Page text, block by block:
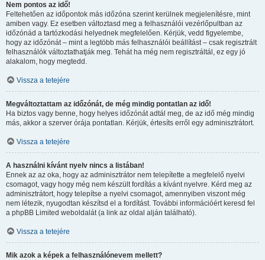
Nem pontos az idő!
Feltehetően az időpontok más időzóna szerint kerülnek megjelenítésre, mint
amiben vagy. Ez esetben változtasd meg a felhasználói vezérlőpultban az
időzónád a tartózkodási helyednek megfelelően. Kérjük, vedd figyelembe,
hogy az időzónát – mint a legtöbb más felhasználói beállítást – csak regisztrált
felhasználók változtathatják meg. Tehát ha még nem regisztráltál, ez egy jó
alakalom, hogy megtedd.
Vissza a tetejére
Megváltoztattam az időzónát, de még mindig pontatlan az idő!
Ha biztos vagy benne, hogy helyes időzónát adtál meg, de az idő még mindig
más, akkor a szerver órája pontatlan. Kérjük, értesíts erről egy adminisztrátort.
Vissza a tetejére
A használni kívánt nyelv nincs a listában!
Ennek az az oka, hogy az adminisztrátor nem telepítette a megfelelő nyelvi
csomagot, vagy hogy még nem készült fordítás a kívánt nyelvre. Kérd meg az
adminisztrátort, hogy telepítse a nyelvi csomagot, amennyiben viszont még
nem létezik, nyugodtan készítsd el a fordítást. További információért keresd fel
a phpBB Limited weboldalát (a link az oldal alján található).
Vissza a tetejére
Mik azok a képek a felhasználónevem mellett?